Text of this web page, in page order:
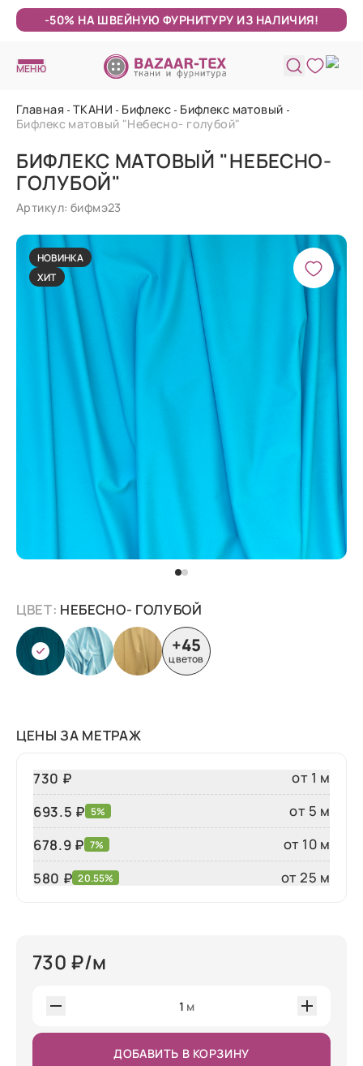
-50% НА ШВЕЙНУЮ ФУРНИТУРУ ИЗ НАЛИЧИЯ!
МЕНЮ
Главная ТКАНИ Бифлекс
Бифлекс матовый
Бифлекс матовый "Небесно- голубой"
БИФЛЕКС МАТОВЫЙ "НЕБЕСНО-
ГОЛУБОЙ"
Артикул: бифмэ23
НОВИНКА
ХИТ
ЦВЕТ: НЕБЕСНО- ГОЛУБОЙ
+45
цветов
ЦЕНЫ ЗА МЕТРАЖ
730 ₽
от 1 м
693.5 ₽ 5%
от 5 м
678.9 ₽ 7%
от 10 м
580 ₽ 20.55% от 25 м
730 ₽/м
1 м
ДОБАВИТЬ В КОРЗИНУ